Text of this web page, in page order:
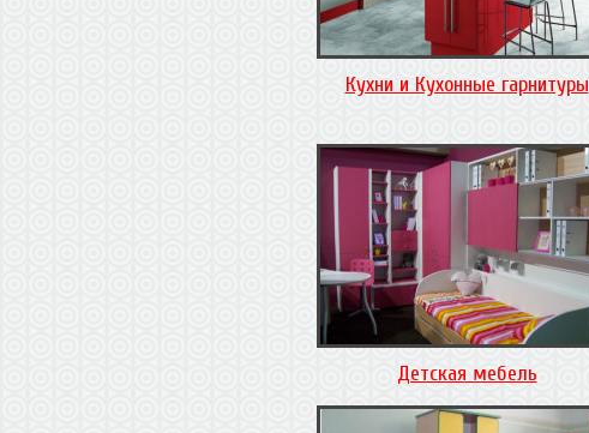
Кухни и Кухонные гарнитуры
Детская мебель